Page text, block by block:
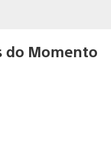
do Momento